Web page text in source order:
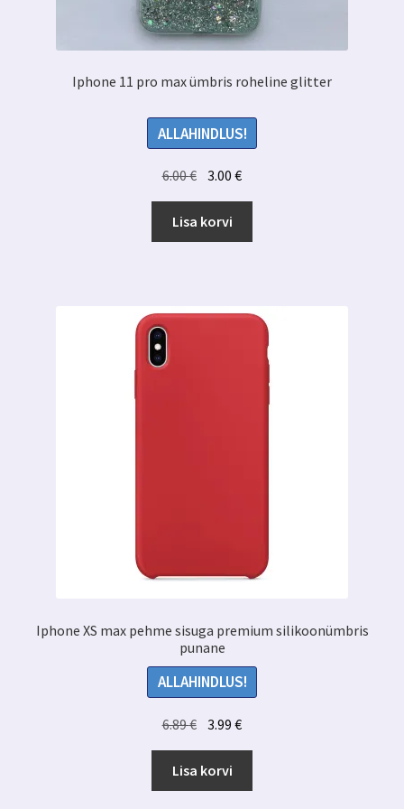
Iphone 11 pro max ümbris roheline glitter
ALLAHINDLUS!
6.00€ Algne
hind
oli:
6.00 €.
3.00€Praegune
hind
3.00 €.
Lisa korvi
Iphone XS max pehme sisuga premium silikoonümbris
punane
ALLAHINDLUS!
6.89€ Algne
oli:
6.89 €.
3.99€Praegune
3.99 €.
Lisa korvi